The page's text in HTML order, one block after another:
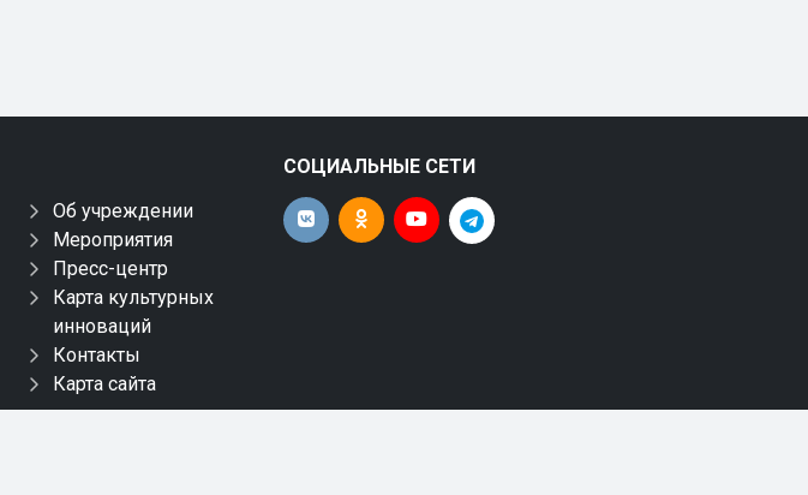
Об учреждении
Мероприятия
Пресс-центр
Карта культурных
инноваций
Контакты
Карта сайта
СОЦИАЛЬНЫЕ СЕТИ